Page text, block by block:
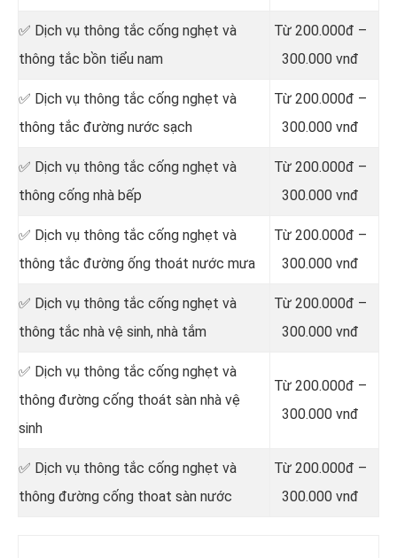
✅ Dịch vụ thông tắc cống nghẹt và
thông tắc bồn tiểu nam
Từ 200.000đ –
300.000 vnđ
✅ Dịch vụ thông tắc cống nghẹt và
thông tắc đường nước sạch
Từ 200.000đ –
300.000 vnđ
✅ Dịch vụ thông tắc cống nghẹt và
thông cống nhà bếp
Từ 200.000đ –
300.000 vnđ
✅ Dịch vụ thông tắc cống nghẹt và
thông tắc đường ống thoát nước mưa
Từ 200.000đ –
300.000 vnđ
✅ Dịch vụ thông tắc cống nghẹt và
thông tắc nhà vệ sinh, nhà tắm
Từ 200.000đ –
300.000 vnđ
✅ Dịch vụ thông tắc cống nghẹt và
thông đường cống thoát sàn nhà vệ
sinh
Từ 200.000đ –
300.000 vnđ
✅ Dịch vụ thông tắc cống nghẹt và
thông đường cống thoat sàn nước
Từ 200.000đ –
300.000 vnđ